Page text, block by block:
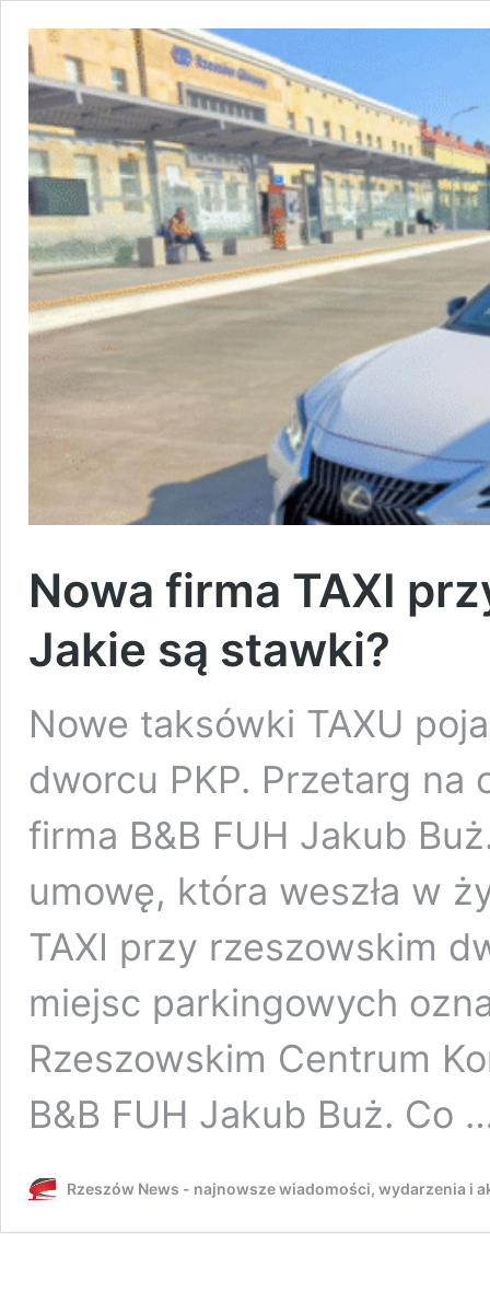
Nowa firma TAXI
Jakie są stawki?
Nowe taksówki TAXU
dworcu PKP. Przetarg na
firma B&B FUH Jakub
umowę, która weszła w
TAXI przy rzeszowskim
miejsc parkingowych
Rzeszowskim Centrum
B&B FUH Jakub Buż. Co
Rzeszów News - najnowsze wiadomości, wydarzenia i